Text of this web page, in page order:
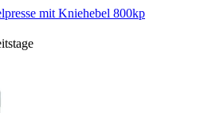
mit Kniehebel 800kp